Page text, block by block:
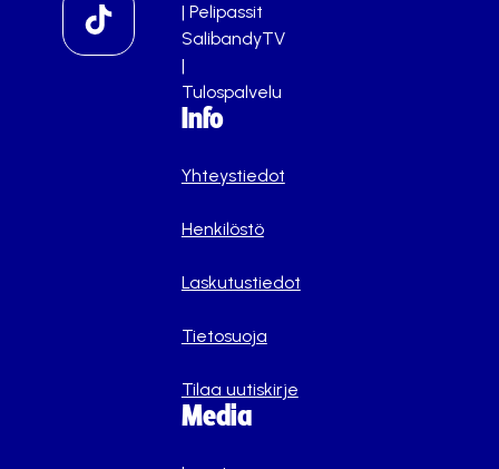
| Pelipassit
SalibandyTV
|
Tulospalvelu
Info
Yhteystiedot
Henkilöstö
Laskutustiedot
Tietosuoja
Tilaa uutiskirje
Media